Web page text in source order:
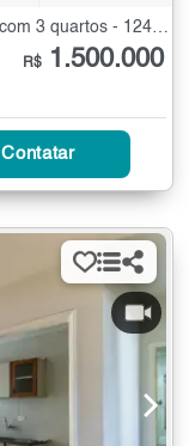
R$ 1.500.000
Contatar